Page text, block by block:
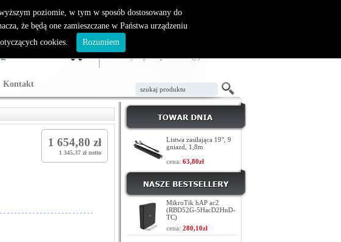
Kontakt
TWÓJ KOSZYK
W koszyku jest 0 produktów(y)
ZAŁÓŻ KONTO LOGOWANIE
1 654,80 zł
1 345,37 zł netto
Listwa zasilająca 19", 9
gniazd, 1,8m
cena: 63,80zł
MikroTik hAP ac2
(RBD52G-5HacD2HnD-
TC)
cena: 280,10zł
poziomie, w tym w sposób dostosowany do
że będą one zamieszczane w Państwa urządzeniu
cookies.
Rozumiem